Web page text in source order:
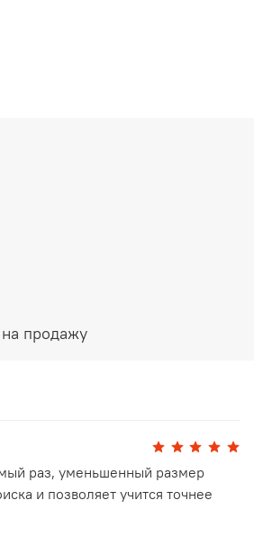
продажу
раз, уменьшенный размер
и позволяет учится точнее